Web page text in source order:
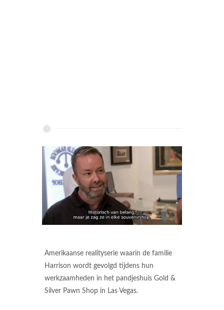
Amerikaanse realityserie waarin de familie
Harrison wordt gevolgd tijdens hun
werkzaamheden in het pandjeshuis Gold &
Silver Pawn Shop in Las Vegas.